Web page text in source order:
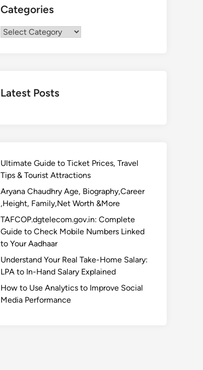
Categories
Categories
Latest Posts
Ultimate Guide to Ticket Prices, Travel
Tips & Tourist Attractions
Aryana Chaudhry Age, Biography,Career
,Height, Family,Net Worth &More
TAFCOP.dgtelecom.gov.in: Complete
Guide to Check Mobile Numbers Linked
to Your Aadhaar
Understand Your Real Take-Home Salary:
LPA to In-Hand Salary Explained
How to Use Analytics to Improve Social
Media Performance